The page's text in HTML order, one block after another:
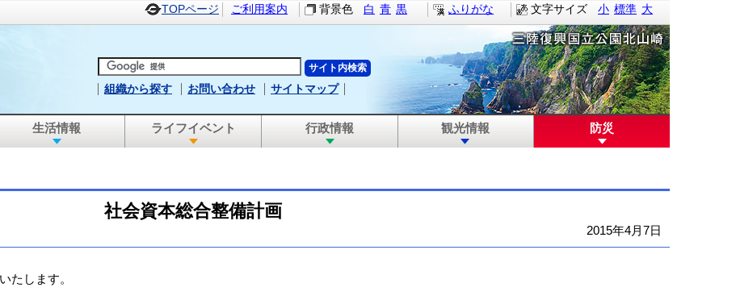
文字サイズ 小 標準 大
TOPページ ご利用案内 背景色 白 青 黒 ふりがな
組織から探す お問い合わせ サイトマップ
生活情報 ライフイベント 行政情報 観光情報 防災
社会資本総合整備計画
2015年4月7日
たします。